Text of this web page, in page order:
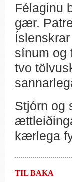
Félaginu
gær.
sínum og
tvo
Stjórn og
kærlega
TIL BAKA